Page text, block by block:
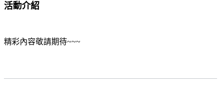
活動介紹
精彩內容敬請期待~~~